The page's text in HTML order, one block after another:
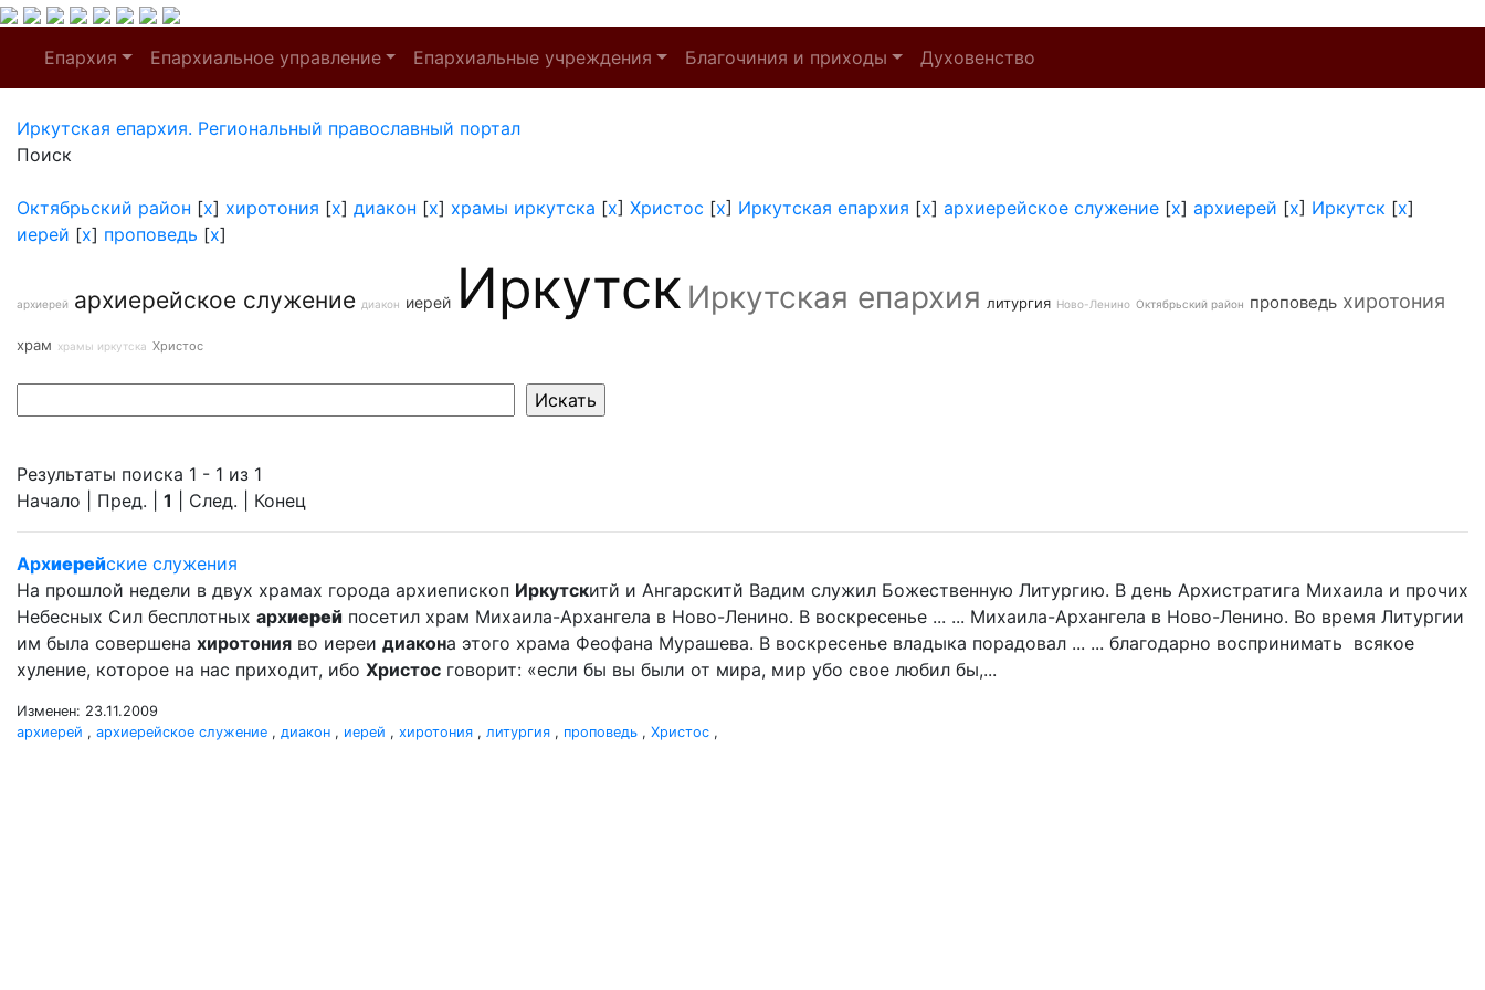
Епархия Епархиальное управление Епархиальные учреждения Благочиния и приходы Духовенство
Иркутская епархия. Региональный православный портал
Поиск
Октябрьский район [x] хиротония [x] диакон [x] храмы иркутска [x] Христос [x] Иркутская епархия [x] архиерейское служение [x] архиерей [x] Иркутск [x]
иерей [x] проповедь [x]
архиерей архиерейское служение диакон иерей Иркутск Иркутская епархия литургия Ново-Ленино Октябрьский район проповедь хиротония
храм храмы иркутска Христос
Результаты поиска 1 - 1 из 1
Начало | Пред. | 1 | След. | Конец
Архиерейские служения
На прошлой недели в двух храмах города архиепископ Иркутскитй и Ангарскитй Вадим служил Божественную Литургию. В день Архистратига Михаила и прочих
Небесных Сил бесплотных архиерей посетил храм Михаила-Архангела в Ново-Ленино. В воскресенье ... ... Михаила-Архангела в Ново-Ленино. Во время Литургии
им была совершена хиротония во иереи диакона этого храма Феофана Мурашева. В воскресенье владыка порадовал ... ... благодарно воспринимать всякое
хуление, которое на нас приходит, ибо Христос говорит: «если бы вы были от мира, мир убо свое любил бы,...
Изменен: 23.11.2009
архиерей , архиерейское служение , диакон , иерей , хиротония , литургия , проповедь , Христос ,